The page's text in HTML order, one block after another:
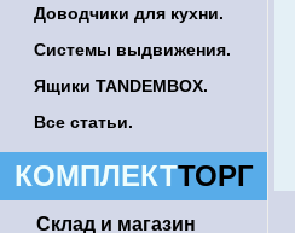
Доводчики для кухни.
Системы выдвижения.
Ящики TANDEMBOX.
Все статьи.
КОМПЛЕКТТОРГ
Склад и магазин